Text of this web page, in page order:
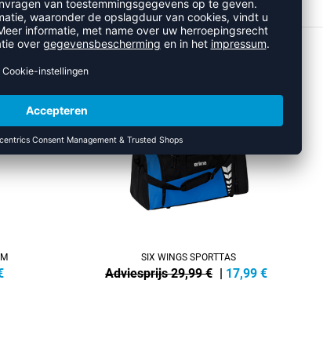
SPORTTASSEN
SIX WINGS SPORTTAS
Adviesprijs 29,99 € | 17,99 €